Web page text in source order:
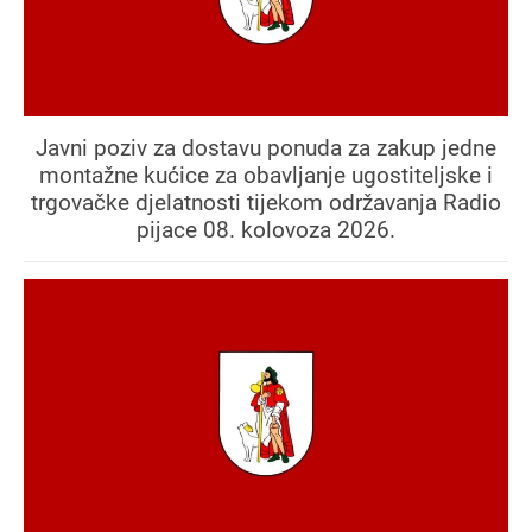
Javni poziv za dostavu ponuda za zakup jedne
montažne kućice za obavljanje ugostiteljske i
trgovačke djelatnosti tijekom održavanja Radio
pijace 08. kolovoza 2026.